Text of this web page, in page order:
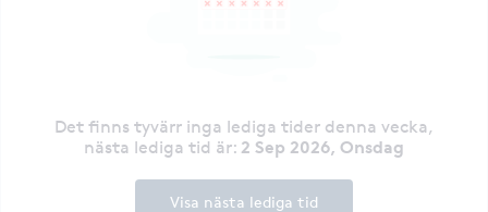
Det finns tyvärr inga lediga tider denna vecka,
nästa lediga tid är: 2 Sep 2026, Onsdag
Visa nästa lediga tid